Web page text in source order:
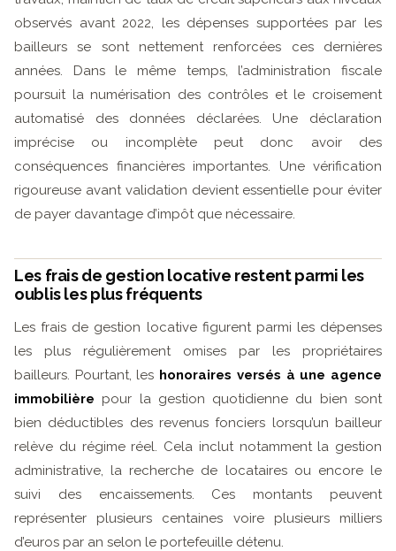
observés avant 2022, les dépenses supportées par les
bailleurs se sont nettement renforcées ces dernières
années. Dans le même temps, l’administration fiscale
poursuit la numérisation des contrôles et le croisement
automatisé des données déclarées. Une déclaration
imprécise ou incomplète peut donc avoir des
conséquences financières importantes. Une vérification
rigoureuse avant validation devient essentielle pour éviter
de payer davantage d’impôt que nécessaire.
Les frais de gestion locative restent parmi les
oublis les plus fréquents
Les frais de gestion locative figurent parmi les dépenses
les plus régulièrement omises par les propriétaires
bailleurs. Pourtant, les honoraires versés à une agence
immobilière pour la gestion quotidienne du bien sont
bien déductibles des revenus fonciers lorsqu’un bailleur
relève du régime réel. Cela inclut notamment la gestion
administrative, la recherche de locataires ou encore le
suivi des encaissements. Ces montants peuvent
représenter plusieurs centaines voire plusieurs milliers
d’euros par an selon le portefeuille détenu.